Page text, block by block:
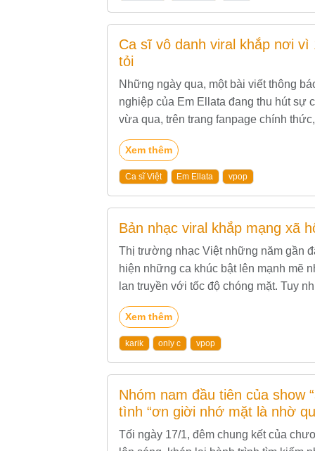
Ca sĩ vô danh viral khắp nơi vì
tỏi
Những ngày qua, một bài viết thông
nghiệp của Em Ellata đang thu hút sự
vừa qua, trên trang fanpage chính
phát...
Xem thêm
Ca sĩ Việt Em Ellata vpop
Bản nhạc viral khắp mạng xã
Thị trường nhạc Việt những năm gần
hiện những ca khúc bật lên mạnh mẽ
lan truyền với tốc độ chóng mặt. Tuy
hiệu quả...
Xem thêm
karik only c vpop
Nhóm nam đầu tiên của show
tình “ơn giời nhớ mặt là nhờ
Tối ngày 17/1, đêm chung kết của